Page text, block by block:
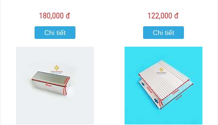
180,000 đ
Chi tiết
122,000 đ
Chi tiết